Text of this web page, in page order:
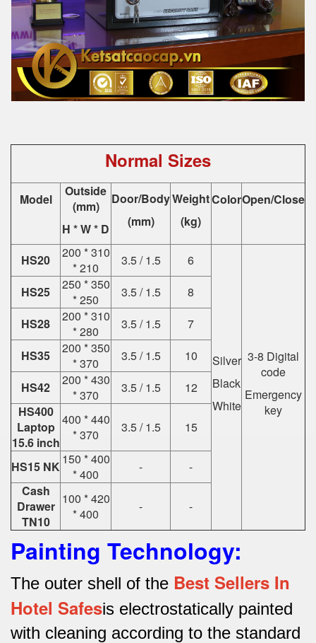
Normal Sizes
Model
Outside
(mm)
H * W * D
Door/Body
(mm)
Weight
(kg)
ColorOpen/Close
HS20
200 * 310
* 210
3.5 / 1.5 6
Silver
Black
White
3-8 Digital
code
Emergency
key
HS25
250 * 350
* 250
3.5 / 1.5
8
HS28
200 * 310
* 280
3.5 / 1.5
7
HS35
200 * 350
* 370
3.5 / 1.5
10
HS42
200 * 430
* 370
3.5 / 1.5
12
HS400
Laptop
15.6 inch
400 * 440
* 370
3.5 / 1.5 15
HS15 NK150 * 400
* 400
-
-
Cash
Drawer
TN10
100 * 420
* 400
- -
Painting Technology:
The outer shell of the Best Sellers In
Hotel Safesis electrostatically painted
with cleaning according to the standard